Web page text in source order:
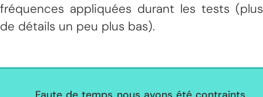
fréquences appliquées durant les tests (plus
de détails un peu plus bas).